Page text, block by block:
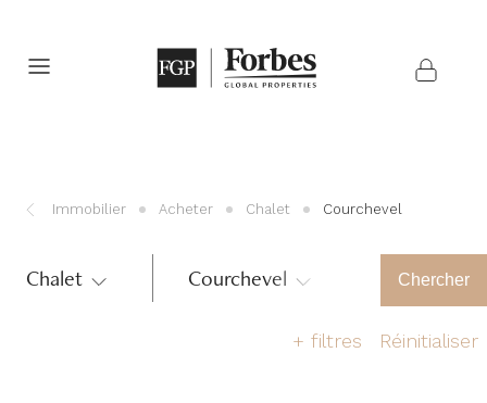
Immobilier Acheter Chalet Courchevel
Chalet Courchevel Région
Chercher
+ filtres Réinitialiser